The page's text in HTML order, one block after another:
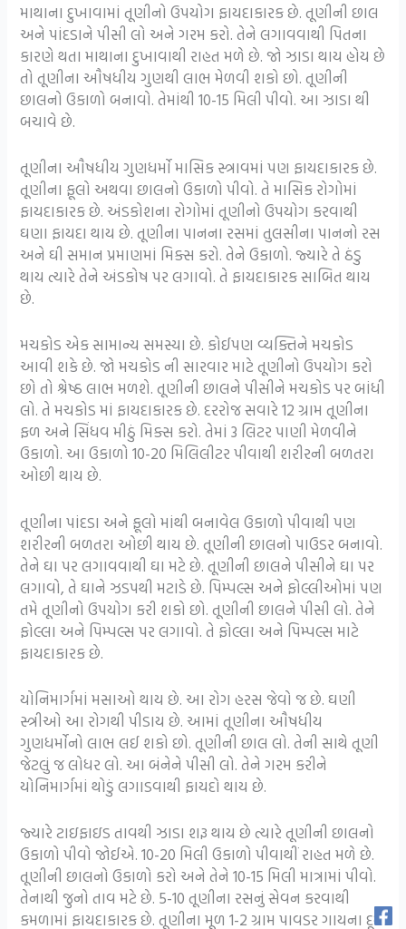
માથાના દુખાવામાં તૂણીનો ઉપયોગ ફાયદાકારક છે. તૂણીની છાલ
અને પાંદડાને પીસી લો અને ગરમ કરો. તેને લગાવવાથી પિતના
કારણે થતા માથાના દુખાવાથી રાહત મળે છે. જો ઝાડા થાય હોય છે
તો તૂણીના ઔષધીય ગુણથી લાભ મેળવી શકો છો. તૂણીની
છાલનો ઉકાળો બનાવો. તેમાંથી 10-15 મિલી પીવો. આ ઝાડા થી
બચાવે છે.
તૂણીના ઔષધીય ગુણધર્મો માસિક સ્ત્રાવમાં પણ ફાયદાકારક છે.
તૂણીના ફૂલો અથવા છાલનો ઉકાળો પીવો. તે માસિક રોગોમાં
ફાયદાકારક છે. અંડકોશના રોગોમાં તૂણીનો ઉપયોગ કરવાથી
ઘણા ફાયદા થાય છે. તૂણીના પાનના રસમાં તુલસીના પાનનો રસ
અને ઘી સમાન પ્રમાણમાં મિક્સ કરો. તેને ઉકાળો. જ્યારે તે ઠંડુ
થાય ત્યારે તેને અંડકોષ પર લગાવો. તે ફાયદાકારક સાબિત થાય
છે.
મચકોડ એક સામાન્ય સમસ્યા છે. કોઈપણ વ્યક્તિને મચકોડ
આવી શકે છે. જો મચકોડ ની સારવાર માટે તૂણીનો ઉપયોગ કરો
છો તો શ્રેષ્ઠ લાભ મળશે. તૂણીની છાલને પીસીને મચકોડ પર બાંધી
લો. તે મચકોડ માં ફાયદાકારક છે. દરરોજ સવારે 12 ગ્રામ તૂણીના
ફળ અને સિંધવ મીઠું મિક્સ કરો. તેમાં 3 લિટર પાણી મેળવીને
ઉકાળો. આ ઉકાળો 10-20 મિલિલીટર પીવાથી શરીરની બળતરા
ઓછી થાય છે.
તૂણીના પાંદડા અને ફૂલો માંથી બનાવેલ ઉકાળો પીવાથી પણ
શરીરની બળતરા ઓછી થાય છે. તૂણીની છાલનો પાઉડર બનાવો.
તેને ઘા પર લગાવવાથી ઘા મટે છે. તૂણીની છાલને પીસીને ઘા પર
લગાવો, તે ઘાને ઝડપથી મટાડે છે. પિમ્પલ્સ અને ફોલ્લીઓમાં પણ
તમે તૂણીનો ઉપયોગ કરી શકો છો. તૂણીની છાલને પીસી લો. તેને
ફોલ્લા અને પિમ્પલ્સ પર લગાવો. તે ફોલ્લા અને પિમ્પલ્સ માટે
ફાયદાકારક છે.
યોનિમાર્ગમાં મસાઓ થાય છે. આ રોગ હરસ જેવો જ છે. ઘણી
સ્ત્રીઓ આ રોગથી પીડાય છે. આમાં તૂણીના ઔષધીય
ગુણધર્મોનો લાભ લઈ શકો છો. તૂણીની છાલ લો. તેની સાથે તૂણી
જેટલું જ લોધર લો. આ બંનેને પીસી લો. તેને ગરમ કરીને
યોનિમાર્ગમાં થોડું લગાડવાથી ફાયદો થાય છે.
જ્યારે ટાઇફાઇડ તાવથી ઝાડા શરૂ થાય છે ત્યારે તૂણીની છાલનો
ઉકાળો પીવો જોઈએ. 10-20 મિલી ઉકાળો પીવાથીં રાહત મળે છે.
તૂણીની છાલનો ઉકાળો કરો અને તેને 10-15 મિલી માત્રામાં પીવો.
તેનાથી જુનો તાવ મટે છે. 5-10 તૂણીના રસનું સેવન કરવાથી
કમળામાં ફાયદાકારક છે. તૂણીના મૂળ 1-2 ગ્રામ પાવડર ગાયના દૂધ